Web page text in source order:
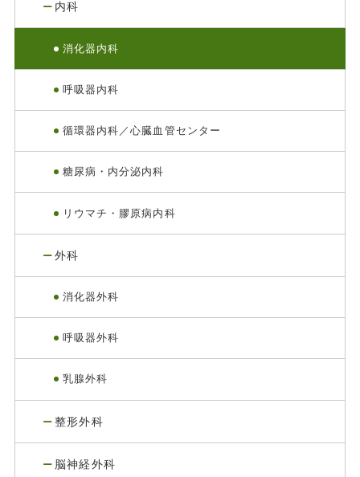
内科
消化器内科
呼吸器内科
循環器内科／心臓血管センター
糖尿病・内分泌内科
リウマチ・膠原病内科
外科
消化器外科
呼吸器外科
乳腺外科
整形外科
脳神経外科